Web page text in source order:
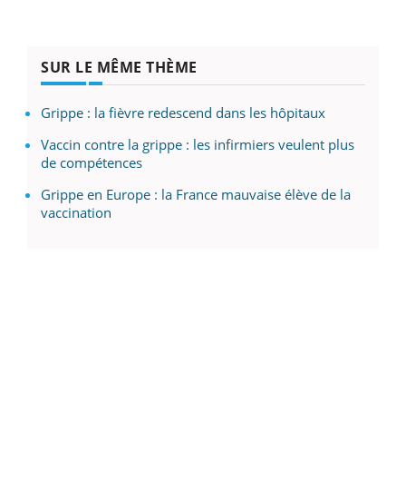
SUR LE MÊME THÈME
Grippe : la fièvre redescend dans les hôpitaux
Vaccin contre la grippe : les infirmiers veulent plus
de compétences
Grippe en Europe : la France mauvaise élève de la
vaccination